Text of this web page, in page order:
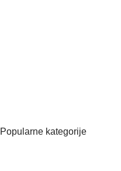
Popularne kategorije